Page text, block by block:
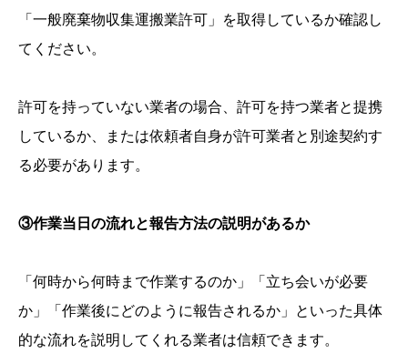
「一般廃棄物収集運搬業許可」を取得しているか確認し
てください。
許可を持っていない業者の場合、許可を持つ業者と提携
しているか、または依頼者自身が許可業者と別途契約す
る必要があります。
③作業当日の流れと報告方法の説明があるか
「何時から何時まで作業するのか」「立ち会いが必要
か」「作業後にどのように報告されるか」といった具体
的な流れを説明してくれる業者は信頼できます。